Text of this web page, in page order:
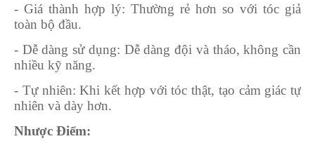
- Giá thành hợp lý: Thường rẻ hơn so với tóc giả
toàn bộ đầu.
- Dễ dàng sử dụng: Dễ dàng đội và tháo, không cần
nhiều kỹ năng.
- Tự nhiên: Khi kết hợp với tóc thật, tạo cảm giác tự
nhiên và dày hơn.
Nhược Điểm: